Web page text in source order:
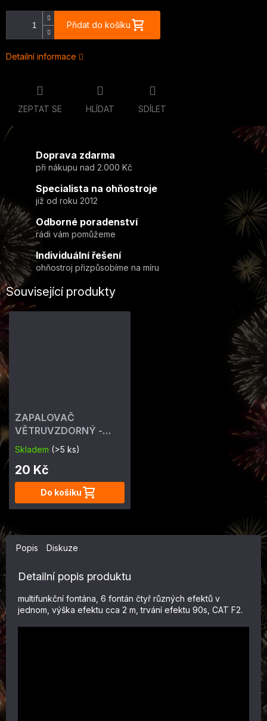
Přidat do košíku
Detailní informace
ZEPTAT SE HLÍDAT SDÍLET
Doprava zdarma
při nákupu nad 2.000 Kč
Specialista na ohňostroje
již od roku 2012
Odborné poradenství
rádi vám pomůžeme
Individuální řešení
ohňostroj přizpůsobíme na míru
Související produkty
ZAPALOVAČ
VĚTRUVZDORNÝ -
ohňostrojný 4 min
Skladem (>5 ks)
20 Kč
Do košíku
Popis Diskuze
Detailní popis produktu
multifunkční fontána, 6 fontán čtyř různých efektů v
jednom, výška efektu cca 2 m, trvání efektu 90s, CAT F2.